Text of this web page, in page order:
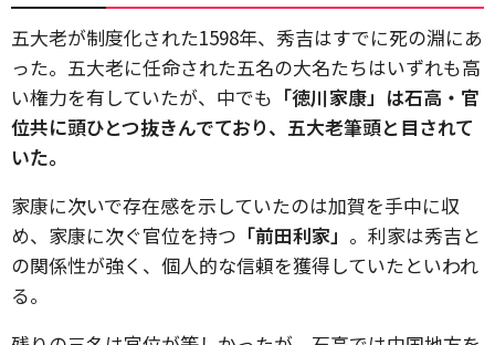
五大老が制度化された1598年、秀吉はすでに死の淵にあ
った。五大老に任命された五名の大名たちはいずれも高
い権力を有していたが、中でも 「徳川家康」は石高・官
位共に頭ひとつ抜きんでており、五大老筆頭と目されて
いた。
家康に次いで存在感を示していたのは加賀を手中に収
め、家康に次ぐ官位を持つ 「前田利家」 。利家は秀吉と
の関係性が強く、個人的な信頼を獲得していたといわれ
る。